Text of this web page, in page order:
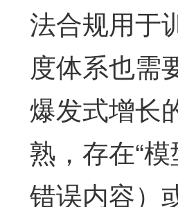
法合规用于
度体系也需
爆发式增长
熟，存在“
错误内容）